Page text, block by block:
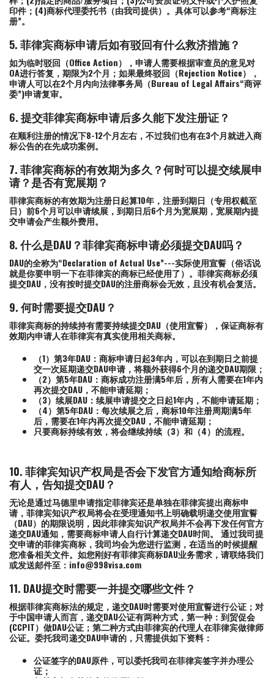
印件； (4)商标代理委托书（由我司提供）。 具体可以参考“商标注
册”。
5. 菲律宾商标申请后如有驳回有什么救济措施？
如为临时驳回（Office Action），申请人需要根据审查员的意见对
OA进行答复，期限为2个月；如果最终驳回（Rejection Notice），
申请人可以在2个月内向法律事务局（Bureau of Legal Affairs“商评
委”)申请复审。
6. 提交菲律宾商标申请后多久能下发注册证？
在顺利注册的情况下8-12个月左右，不过我们也有在3个月就进入商
标公告的在先成功案例。
7. 菲律宾商标的有效期为多久？何时可以提交续展申
请？是否有宽展期？
菲律宾商标的有效期为注册日起算10年，注册到期日（专用权截至
日）前6个月可以申请续展，到期日后6个月为宽展期，宽展期内提
交申请会产生额外费用。
8. 什么是DAU？菲律宾商标申请必须提交DAU吗？
DAU的全称为“Declaration of Actual Use”---实际使用宣誓（俗话说
就是你要申明一下在菲律宾的商标已经使用了）。菲律宾商标必须
提交DAU，没有按时提交DAU的注册商标会无效，且没有机会复活。
9. 何时需要提交DAU？
菲律宾商标的持续持有需要持续提交DAU（使用宣誓），保证商标有
效期内申请人在菲律宾有真实使用相关商标。
（1）第3年DAU：商标申请日起3年内，可以在到期日之前提
交一次延期递交DAU申请，将额外获得6个月的递交DAU期限；
（2）第5年DAU：商标成功注册满5年后，所有人需要在1年内
再次提交DAU，不能申请延期；
（3）续展DAU：续展申请提交之日起1年内，不能申请延期；
（4）第5年DAU：每次续展之后，商标10年注册周期满5年
后，需要在1年内再次提交DAU，不能申请延期；
只要商标持续有效，将会继续持续（3）和（4）的流程。
10. 菲律宾知识产权局是否会下发官方通知给商标所
有人，告知提交DAU？
无论是通过马德里申请指定菲律宾还是单独在菲律宾提出商标申
请，菲律宾知识产权局将会在受理通知书上明确载明递交使用宣誓
（DAU）的期限说明，因此菲律宾知识产权局并不会再下发任何官方
递交DAU通知，需要商标申请人自行计算递交DAU时间。 通过我司提
交申请的菲律宾商标，我司均会为您进行监测，在适当的时候提醒
您准备相关文件。如您刚好有菲律宾商标DAU业务需求，请联络我们
或发送邮件至：info@998visa.com
11. DAU提交时需要一并提交哪些文件？
根据菲律宾商标法的规定，递交DAU时需要对使用宣誓进行公证；对
于中国申请人而言，递交DAU公证有两种方式，第一种：到贸促会
(CCPIT）做DAU公证；第二种方式由菲律宾的代理人在菲律宾做律师
公证。委托我司递交DAU申请的，只需提供如下资料：
公证签字的DAU原件，可以委托我司在菲律宾签字并办理公
证；